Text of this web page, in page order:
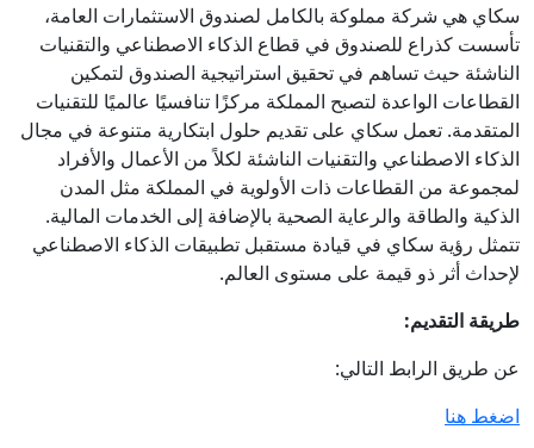
سكاي هي شركة مملوكة بالكامل لصندوق الاستثمارات العامة،
تأسست كذراع للصندوق في قطاع الذكاء الاصطناعي والتقنيات
الناشئة حيث تساهم في تحقيق استراتيجية الصندوق لتمكين
القطاعات الواعدة لتصبح المملكة مركزًا تنافسيًا عالميًا للتقنيات
المتقدمة. تعمل سكاي على تقديم حلول ابتكارية متنوعة في مجال
الذكاء الاصطناعي والتقنيات الناشئة لكلاً من الأعمال والأفراد
لمجموعة من القطاعات ذات الأولوية في المملكة مثل المدن
الذكية والطاقة والرعاية الصحية بالإضافة إلى الخدمات المالية.
تتمثل رؤية سكاي في قيادة مستقبل تطبيقات الذكاء الاصطناعي
لإحداث أثر ذو قيمة على مستوى العالم.
طريقة التقديم:
عن طريق الرابط التالي:
اضغط هنا